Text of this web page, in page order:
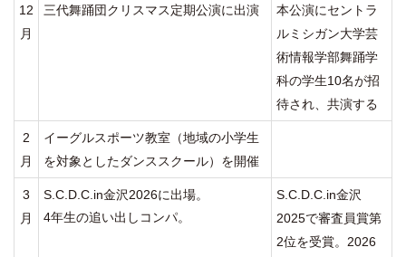
12
月
三代舞踊団クリスマス定期公演に出演
本公演にセントラ
ルミシガン大学芸
術情報学部舞踊学
科の学生10名が招
待され、共演する
2
月
イーグルスポーツ教室（地域の小学生
を対象としたダンススクール）を開催
3
月
S.C.D.C.in金沢2026に出場。
4年生の追い出しコンパ。
S.C.D.C.in金沢
2025で審査員賞第
2位を受賞。2026